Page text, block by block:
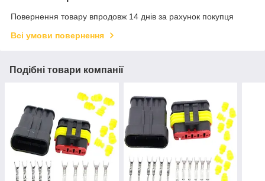
Повернення товару впродовж 14 днів за рахунок покупця
Всі умови повернення
Подібні товари компанії